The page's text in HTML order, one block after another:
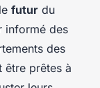
futur du
informé des
des
être prêtes à